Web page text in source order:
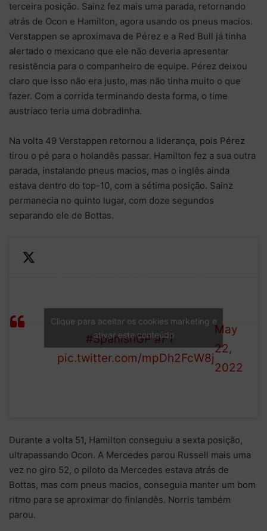
terceira posição. Sainz fez mais uma parada, retornando
atrás de Ocon e Hamilton, agora usando os pneus macios.
Verstappen se aproximava de Pérez e a Red Bull já tinha
alertado o mexicano que ele não deveria apresentar
resistência para o companheiro de equipe. Pérez deixou
claro que isso não era justo, mas não tinha muito o que
fazer. Com a corrida terminando desta forma, o time
austríaco teria uma dobradinha.
Na volta 49 Verstappen retornou a liderança, pois Pérez
tirou o pé para o holandês passar. Hamilton fez a sua outra
parada, instalando pneus macios, mas o inglês ainda
estava dentro do top-10, com a sétima posição. Sainz
permanecia no quinto lugar, com doze segundos
separando ele de Bottas.
LAP
53/66
position behind the two Red
#SpanishGP #F1
pic.twitter.com/mpDh2FcW8j
1 (@F1)
May
22,
2022
Clique para aceitar os cookies marketing e
ativar este conteúdo
Durante a volta 51, Hamilton conseguiu a sexta posição,
ultrapassando Ocon. A Mercedes parou Russell mais uma
vez no giro 52, o piloto da Mercedes estava atrás de
Bottas, mas com pneus macios, conseguia manter um bom
ritmo para se aproximar do finlandês. Norris também
parou.